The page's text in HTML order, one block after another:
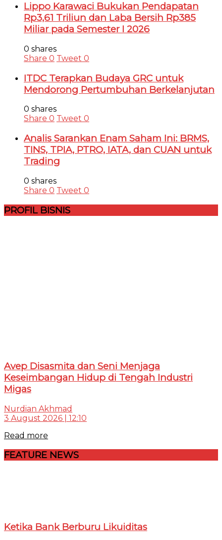
Lippo Karawaci Bukukan Pendapatan
Rp3,61 Triliun dan Laba Bersih Rp385
Miliar pada Semester I 2026
0 shares
Share 0 Tweet 0
ITDC Terapkan Budaya GRC untuk
Mendorong Pertumbuhan Berkelanjutan
0 shares
Share 0 Tweet 0
Analis Sarankan Enam Saham Ini: BRMS,
TINS, TPIA, PTRO, IATA, dan CUAN untuk
Trading
0 shares
Share 0 Tweet 0
PROFIL BISNIS
Avep Disasmita dan Seni Menjaga
Keseimbangan Hidup di Tengah Industri
Migas
Nurdian Akhmad
3 August 2026 | 12:10
Read more
FEATURE NEWS
Ketika Bank Berburu Likuiditas